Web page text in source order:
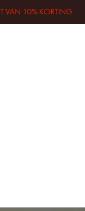
VAN 10% KORTING